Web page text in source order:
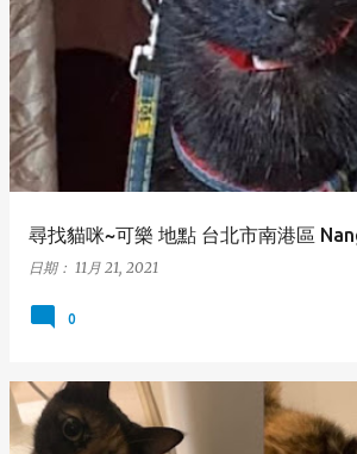
尋找貓咪~可樂 地點 台北市南港區
日期： 11月 21, 2021
0